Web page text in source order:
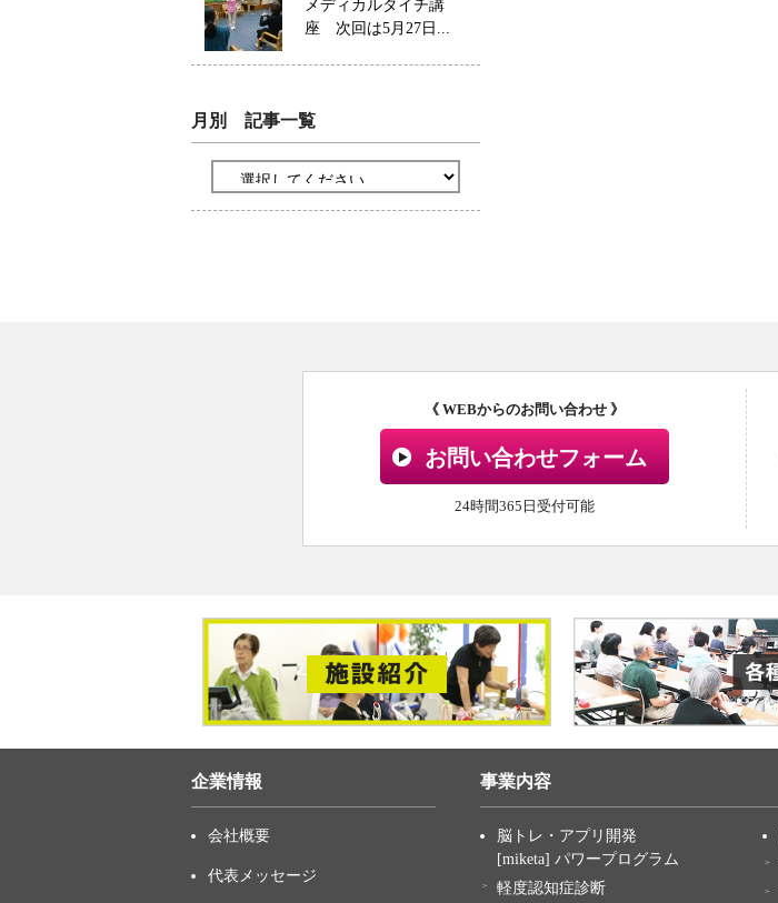
メディカルタイチ講
座 次回は5月27日...
月別 記事一覧
《 WEBからのお問い合わせ 》
お問い合わせフォーム
24時間365日受付可能
企業情報
会社概要
代表メッセージ
事業内容
脳トレ・アプリ開発
[miketa] パワープログラム
軽度認知症診断